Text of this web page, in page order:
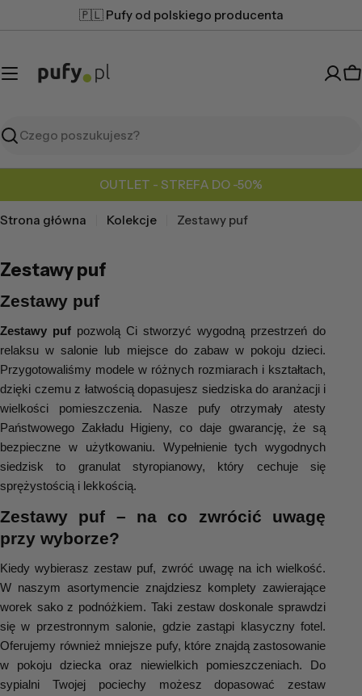
do
🇵🇱 Pufy od polskiego producenta
Szukaj
OUTLET - STREFA DO -50%
Strona główna Kolekcje Zestawy puf
Zestawy puf
Zestawy puf
Zestawy puf pozwolą Ci stworzyć wygodną przestrzeń do
relaksu w salonie lub miejsce do zabaw w pokoju dzieci.
Przygotowaliśmy modele w różnych rozmiarach i kształtach,
dzięki czemu z łatwością dopasujesz siedziska do aranżacji i
wielkości pomieszczenia. Nasze pufy otrzymały atesty
Państwowego Zakładu Higieny, co daje gwarancję, że są
bezpieczne w użytkowaniu. Wypełnienie tych wygodnych
siedzisk to granulat styropianowy, który cechuje się
sprężystością i lekkością.
Zestawy puf – na co zwrócić uwagę
przy wyborze?
Kiedy wybierasz zestaw puf, zwróć uwagę na ich wielkość.
W naszym asortymencie znajdziesz komplety zawierające
worek sako z podnóżkiem. Taki zestaw doskonale sprawdzi
się w przestronnym salonie, gdzie zastąpi klasyczny fotel.
Oferujemy również mniejsze pufy, które znajdą zastosowanie
w pokoju dziecka oraz niewielkich pomieszczeniach. Do
sypialni Twojej pociechy możesz dopasować zestaw